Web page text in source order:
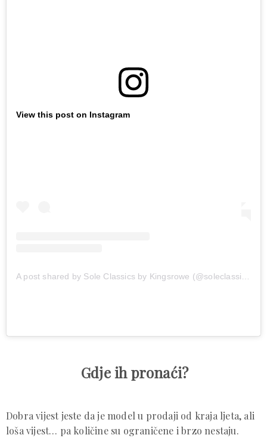
View this post on Instagram
Gdje ih pronaći?
Dobra vijest jeste da je model u prodaji od kraja ljeta, ali
loša vijest… pa količine su ograničene i brzo nestaju.